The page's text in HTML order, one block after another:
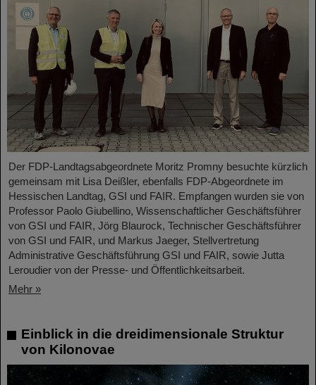
Der FDP-Landtagsabgeordnete Moritz Promny besuchte kürzlich
gemeinsam mit Lisa Deißler, ebenfalls FDP-Abgeordnete im
Hessischen Landtag, GSI und FAIR. Empfangen wurden sie von
Professor Paolo Giubellino, Wissenschaftlicher Geschäftsführer
von GSI und FAIR, Jörg Blaurock, Technischer Geschäftsführer
von GSI und FAIR, und Markus Jaeger, Stellvertretung
Administrative Geschäftsführung GSI und FAIR, sowie Jutta
Leroudier von der Presse- und Öffentlichkeitsarbeit.
Mehr »
Einblick in die dreidimensionale Struktur
von Kilonovae